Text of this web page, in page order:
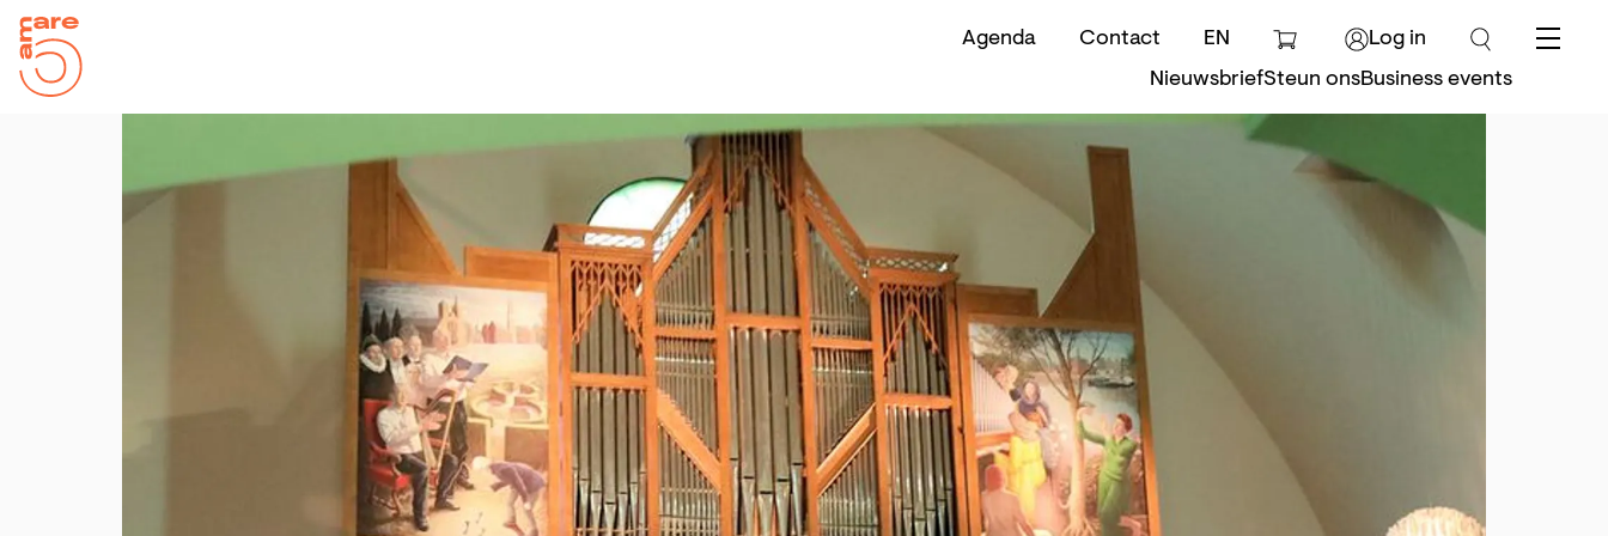
Agenda Contact EN
Log in
NieuwsbriefSteun onsBusiness events